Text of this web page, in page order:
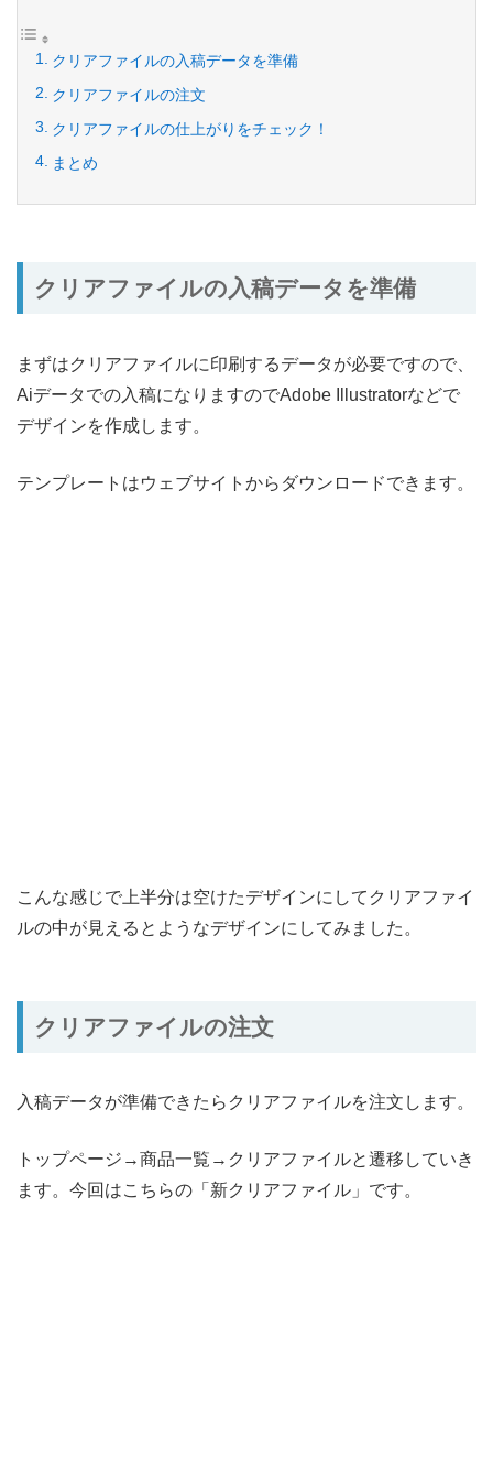
クリアファイルの入稿データを準備
クリアファイルの注文
クリアファイルの仕上がりをチェック！
まとめ
クリアファイルの入稿データを準備
まずはクリアファイルに印刷するデータが必要ですので、
Aiデータでの入稿になりますのでAdobe Illustratorなどで
デザインを作成します。
テンプレートはウェブサイトからダウンロードできます。
こんな感じで上半分は空けたデザインにしてクリアファイ
ルの中が見えるとようなデザインにしてみました。
クリアファイルの注文
入稿データが準備できたらクリアファイルを注文します。
トップページ→商品一覧→クリアファイルと遷移していき
ます。今回はこちらの「新クリアファイル」です。